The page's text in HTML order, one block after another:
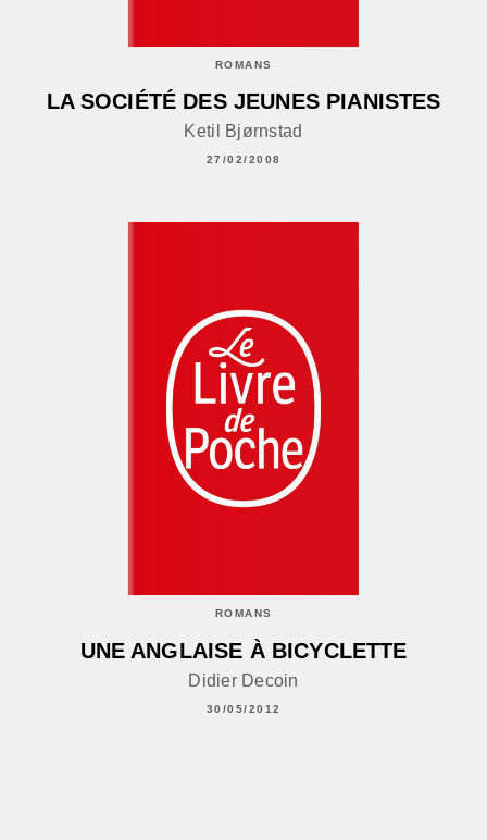
ROMANS
LA SOCIÉTÉ DES JEUNES PIANISTES
Ketil Bjørnstad
27/02/2008
ROMANS
UNE ANGLAISE À BICYCLETTE
Didier Decoin
30/05/2012